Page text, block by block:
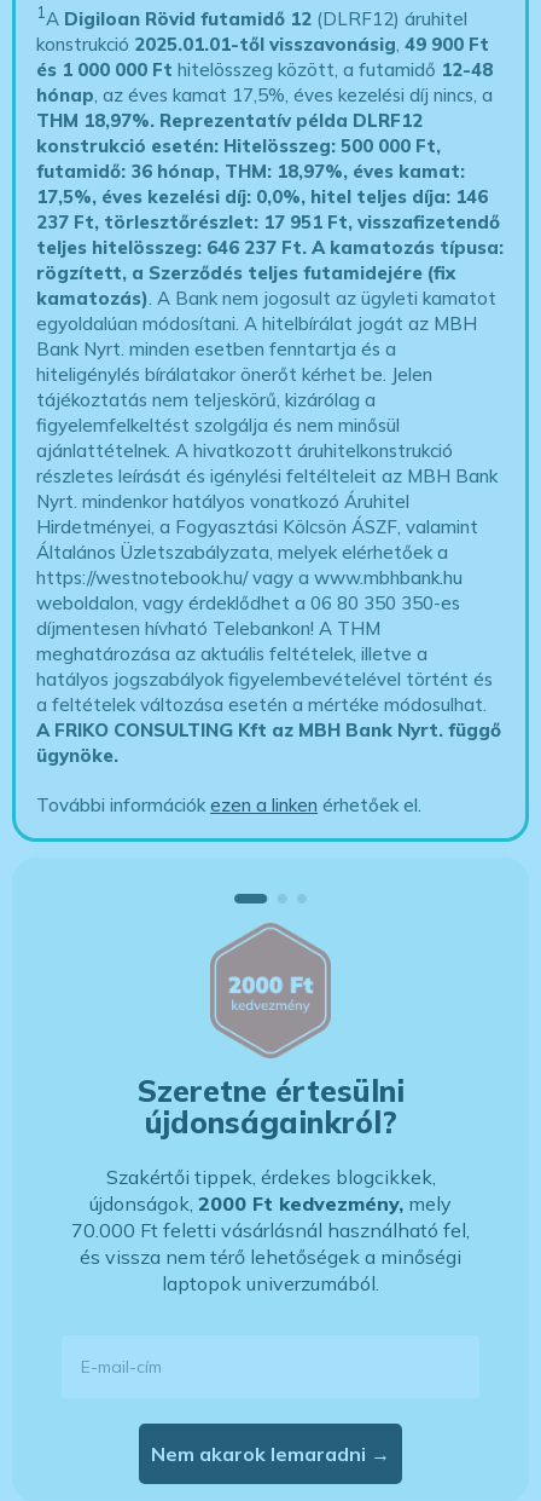
1 A Digiloan Rövid futamidő 12 (DLRF12) áruhitel
konstrukció 2025.01.01-től visszavonásig ,49 900 Ft
és 1 000 000 Ft hitelösszeg között, a futamidő 12-48
hónap , az éves kamat 17,5%, éves kezelési díj nincs, a
THM 18,97%. Reprezentatív példa DLRF12
konstrukció esetén: Hitelösszeg: 500 000 Ft,
futamidő: 36 hónap, THM: 18,97%, éves kamat:
17,5%, éves kezelési díj: 0,0%, hitel teljes díja: 146
237 Ft, törlesztőrészlet: 17 951 Ft, visszafizetendő
teljes hitelösszeg: 646 237 Ft.A kamatozás típusa:
rögzített, a Szerződés teljes futamidejére (fix
kamatozás) . A Bank nem jogosult az ügyleti kamatot
egyoldalúan módosítani. A hitelbírálat jogát az MBH
Bank Nyrt. minden esetben fenntartja és a
hiteligénylés bírálatakor önerőt kérhet be. Jelen
tájékoztatás nem teljeskörű, kizárólag a
figyelemfelkeltést szolgálja és nem minősül
ajánlattételnek. A hivatkozott áruhitelkonstrukció
részletes leírását és igénylési feltélteleit az MBH Bank
Nyrt. mindenkor hatályos vonatkozó Áruhitel
Hirdetményei, a Fogyasztási Kölcsön ÁSZF, valamint
Általános Üzletszabályzata, melyek elérhetőek a
https://westnotebook.hu/vagy a www.mbhbank.hu
weboldalon, vagy érdeklődhet a 06 80 350 350-es
díjmentesen hívható Telebankon! A THM
meghatározása az aktuális feltételek, illetve a
hatályos jogszabályok figyelembevételével történt és
a feltételek változása esetén a mértéke módosulhat.
A FRIKO CONSULTING Kft az MBH Bank Nyrt. függő
ügynöke.
További információkezen a linken érhetőek el.
Szeretne értesülni
újdonságainkról?
Szakértői tippek, érdekes blogcikkek,
újdonságok, 2000 Ft kedvezmény, mely
70.000 Ft feletti vásárlásnál használható fel,
és vissza nem térő lehetőségek a minőségi
laptopok univerzumából.
Nem akarok lemaradni →